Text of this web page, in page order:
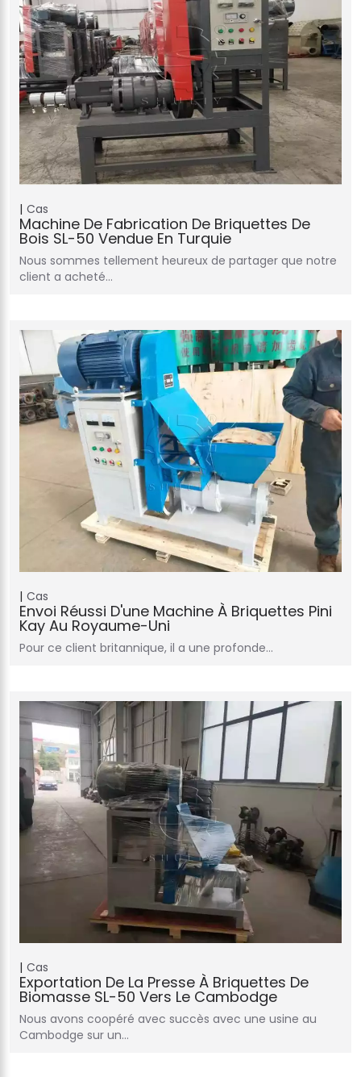
Cas
Machine De Fabrication De Briquettes De
Bois SL-50 Vendue En Turquie
Nous sommes tellement heureux de partager que notre
client a acheté…
Cas
Envoi Réussi D'une Machine À Briquettes Pini
Kay Au Royaume-Uni
Pour ce client britannique, il a une profonde…
Cas
Exportation De La Presse À Briquettes De
Biomasse SL-50 Vers Le Cambodge
Nous avons coopéré avec succès avec une usine au
Cambodge sur un…